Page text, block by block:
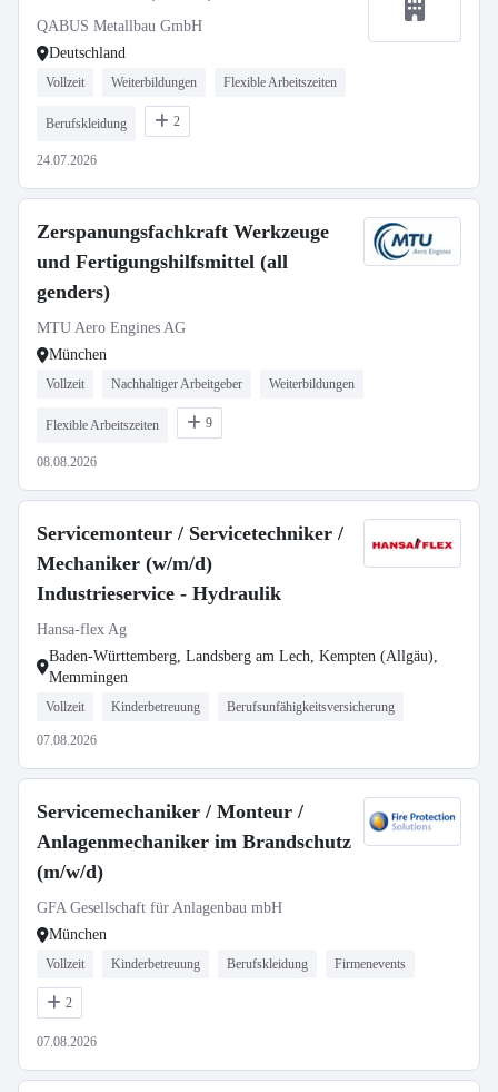
QABUS Metallbau GmbH
Deutschland
Vollzeit Weiterbildungen Flexible Arbeitszeiten
Berufskleidung 2
24.07.2026
Zerspanungsfachkraft Werkzeuge
und Fertigungshilfsmittel (all
genders)
MTU Aero Engines AG
München
Vollzeit Nachhaltiger Arbeitgeber Weiterbildungen
Flexible Arbeitszeiten 9
08.08.2026
Servicemonteur / Servicetechniker /
Mechaniker (w/m/d)
Industrieservice - Hydraulik
Hansa-flex Ag
Baden-Württemberg, Landsberg am Lech, Kempten (Allgäu),
Memmingen
Vollzeit Kinderbetreuung Berufsunfähigkeitsversicherung
07.08.2026
Servicemechaniker / Monteur /
Anlagenmechaniker im Brandschutz
(m/w/d)
GFA Gesellschaft für Anlagenbau mbH
München
Vollzeit Kinderbetreuung Berufskleidung Firmenevents
2
07.08.2026